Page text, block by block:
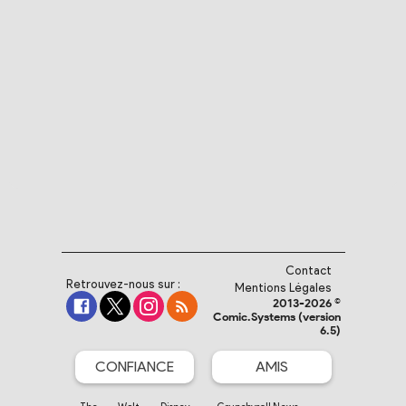
Retrouvez-nous sur :
Contact
Mentions Légales
2013-2026 ©
Comic.Systems (version
6.5)
CONFIANCE AMIS